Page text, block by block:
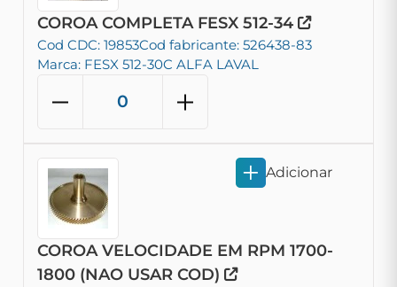
COROA COMPLETA FESX 512-34
Cod CDC: 19853Cod fabricante: 526438-83
Marca: FESX 512-30C ALFA LAVAL
COROA VELOCIDADE EM RPM 1700-
1800 (NAO USAR COD)
Adicionar